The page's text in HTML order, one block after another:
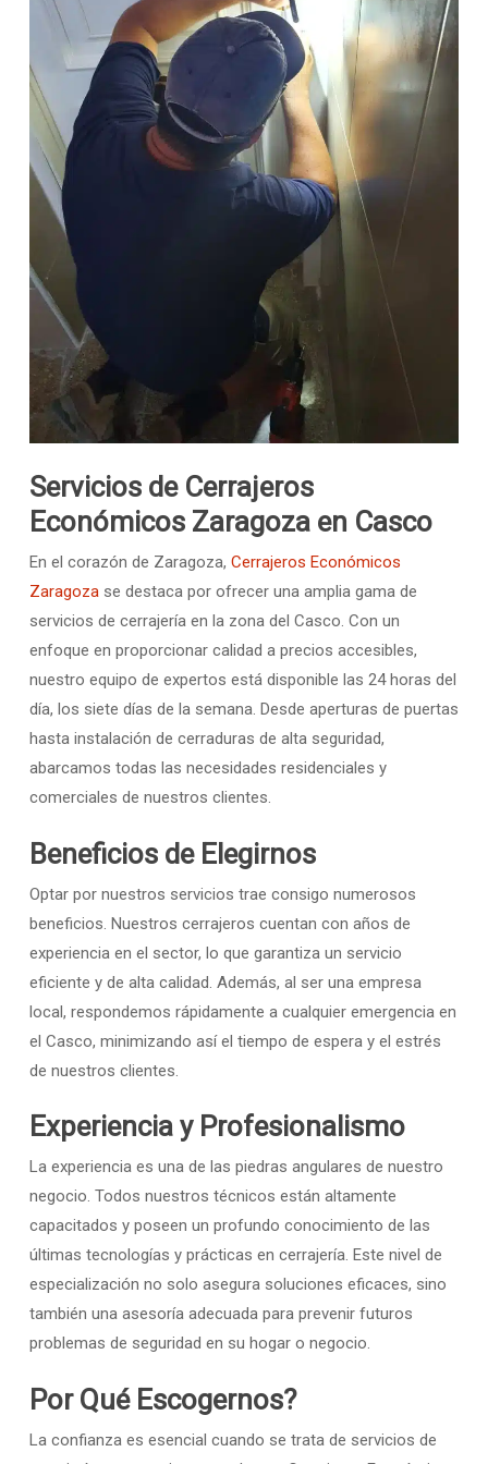
Servicios de Cerrajeros
Económicos Zaragoza en Casco
En el corazón de Zaragoza, Cerrajeros Económicos
Zaragozase destaca por ofrecer una amplia gama de
servicios de cerrajería en la zona del Casco. Con un
enfoque en proporcionar calidad a precios accesibles,
nuestro equipo de expertos está disponible las 24 horas del
día, los siete días de la semana. Desde aperturas de puertas
hasta instalación de cerraduras de alta seguridad,
abarcamos todas las necesidades residenciales y
comerciales de nuestros clientes.
Beneficios de Elegirnos
Optar por nuestros servicios trae consigo numerosos
beneficios. Nuestros cerrajeros cuentan con años de
experiencia en el sector, lo que garantiza un servicio
eficiente y de alta calidad. Además, al ser una empresa
local, respondemos rápidamente a cualquier emergencia en
el Casco, minimizando así el tiempo de espera y el estrés
de nuestros clientes.
Experiencia y Profesionalismo
La experiencia es una de las piedras angulares de nuestro
negocio. Todos nuestros técnicos están altamente
capacitados y poseen un profundo conocimiento de las
últimas tecnologías y prácticas en cerrajería. Este nivel de
especialización no solo asegura soluciones eficaces, sino
también una asesoría adecuada para prevenir futuros
problemas de seguridad en su hogar o negocio.
Por Qué Escogernos?
La confianza es esencial cuando se trata de servicios de